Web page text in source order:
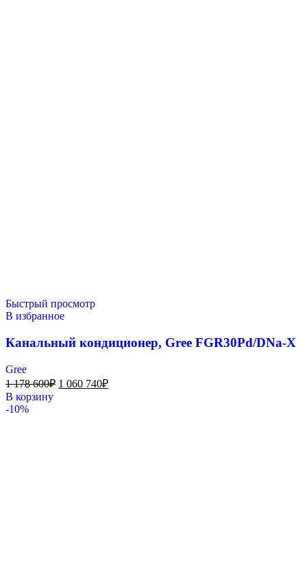
Быстрый просмотр
В избранное
Канальный кондиционер, Gree FGR30Pd/DNa-X
Gree
1 178 600₽ 1 060 740₽
В корзину
-10%